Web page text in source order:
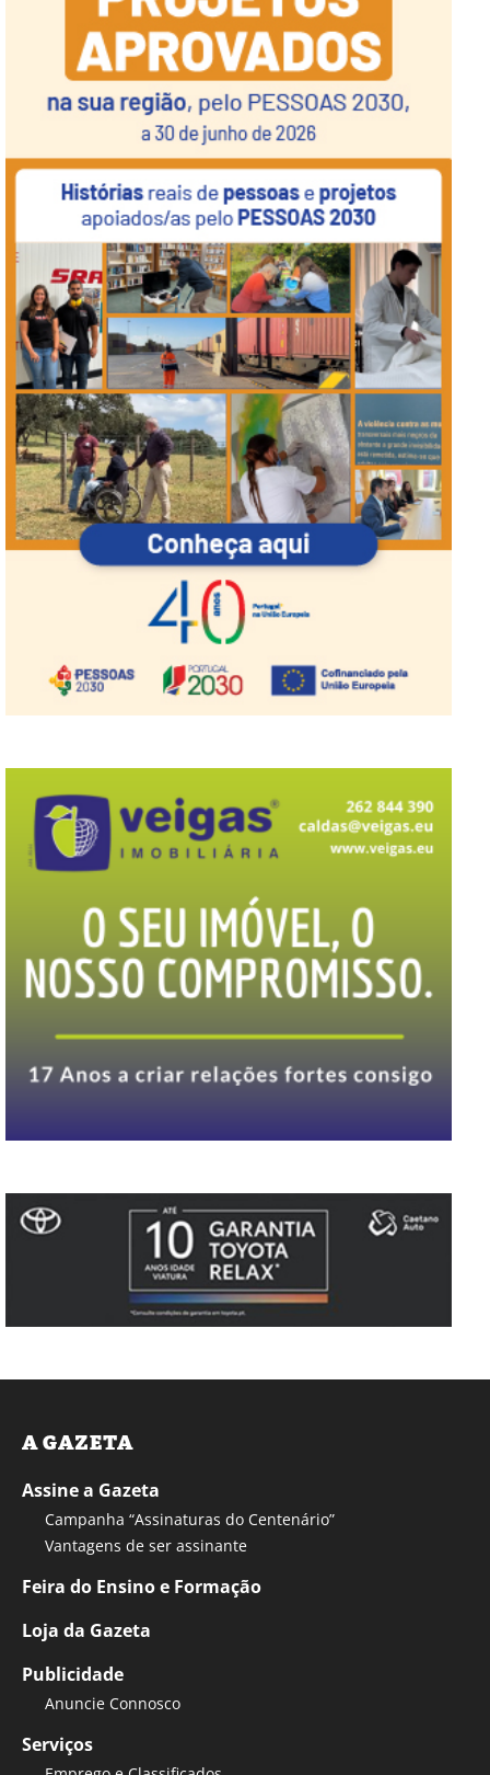
A GAZETA
Assine a Gazeta
Campanha “Assinaturas do Centenário”
Vantagens de ser assinante
Feira do Ensino e Formação
Loja da Gazeta
Publicidade
Anuncie Connosco
Serviços